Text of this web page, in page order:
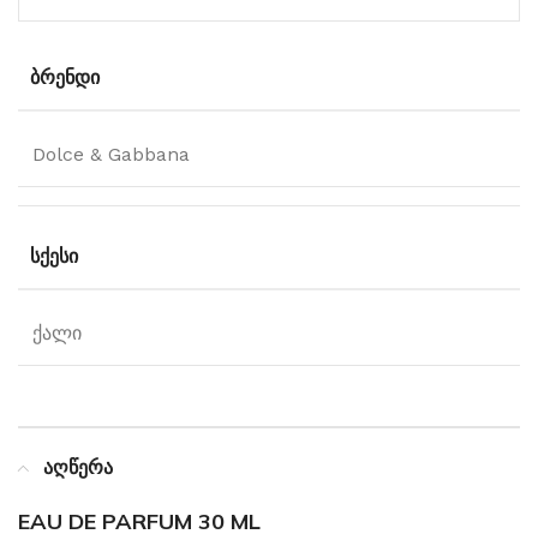
ᲑᲠᲔᲜᲓᲘ
Dolce & Gabbana
ᲡᲥᲔᲡᲘ
ქალი
აღწერა
EAU DE PARFUM 30 ML